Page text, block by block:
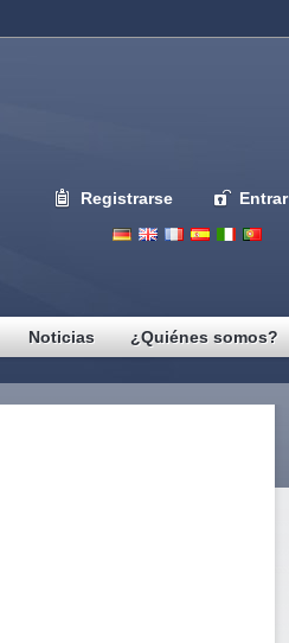
Registrarse Entrar
Noticias ¿Quiénes somos?